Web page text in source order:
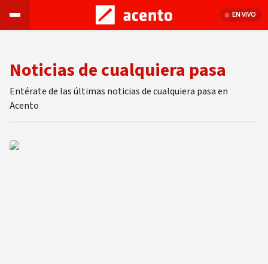
EN VIVO
Noticias de cualquiera pasa
Entérate de las últimas noticias de cualquiera pasa en
Acento